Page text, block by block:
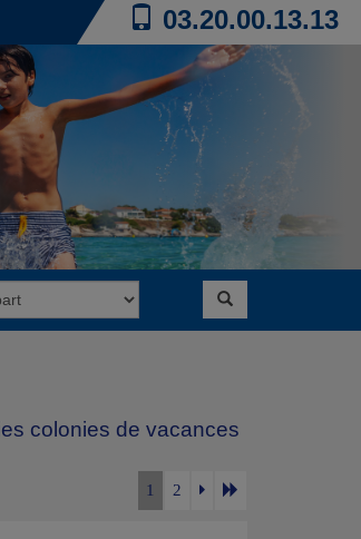
03.20.00.13.13
colonies de vacances
1 2